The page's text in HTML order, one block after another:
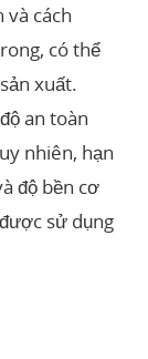
và cách
có thể
xuất.
an toàn
nhiên, hạn
độ bền cơ
sử dụng